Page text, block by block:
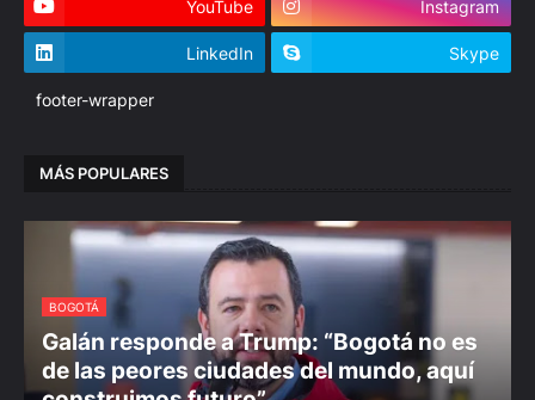
YouTube Instagram
LinkedIn Skype
footer-wrapper
MÁS POPULARES
BOGOTÁ
Galán responde a Trump: “Bogotá no es
de las peores ciudades del mundo, aquí